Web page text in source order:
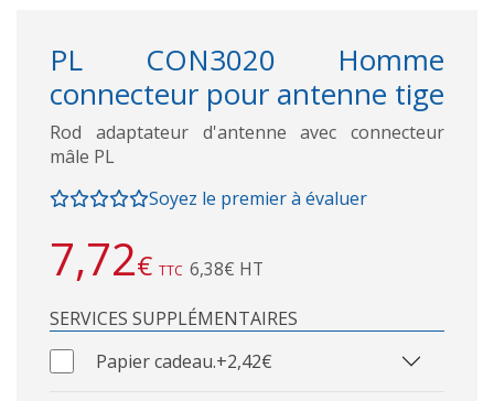
PL CON3020 Homme
connecteur pour antenne tige
Rod adaptateur d'antenne avec connecteur
mâle PL
Soyez le premier à évaluer
7,72€ TTC 6,38€ HT
SERVICES SUPPLÉMENTAIRES
Papier cadeau.+2,42€